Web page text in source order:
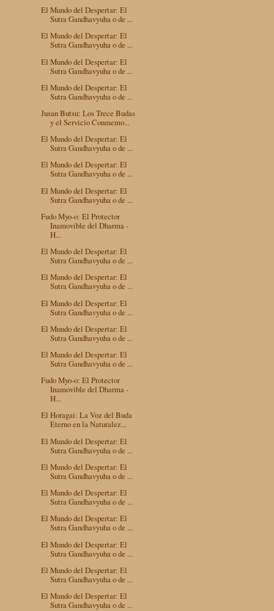
El Mundo del Despertar: El
Sutra Gandhavyuha o de ...
El Mundo del Despertar: El
Sutra Gandhavyuha o de ...
El Mundo del Despertar: El
Sutra Gandhavyuha o de ...
El Mundo del Despertar: El
Sutra Gandhavyuha o de ...
Jusan Butsu: Los Trece Budas
y el Servicio Conmemo...
El Mundo del Despertar: El
Sutra Gandhavyuha o de ...
El Mundo del Despertar: El
Sutra Gandhavyuha o de ...
El Mundo del Despertar: El
Sutra Gandhavyuha o de ...
Fudo Myo-o: El Protector
Inamovible del Dharma -
H...
El Mundo del Despertar: El
Sutra Gandhavyuha o de ...
El Mundo del Despertar: El
Sutra Gandhavyuha o de ...
El Mundo del Despertar: El
Sutra Gandhavyuha o de ...
El Mundo del Despertar: El
Sutra Gandhavyuha o de ...
El Mundo del Despertar: El
Sutra Gandhavyuha o de ...
Fudo Myo-o: El Protector
Inamovible del Dharma -
H...
El Horagai: La Voz del Buda
Eterno en la Naturalez...
El Mundo del Despertar: El
Sutra Gandhavyuha o de ...
El Mundo del Despertar: El
Sutra Gandhavyuha o de ...
El Mundo del Despertar: El
Sutra Gandhavyuha o de ...
El Mundo del Despertar: El
Sutra Gandhavyuha o de ...
El Mundo del Despertar: El
Sutra Gandhavyuha o de ...
El Mundo del Despertar: El
Sutra Gandhavyuha o de ...
El Mundo del Despertar: El
Sutra Gandhavyuha o de ...